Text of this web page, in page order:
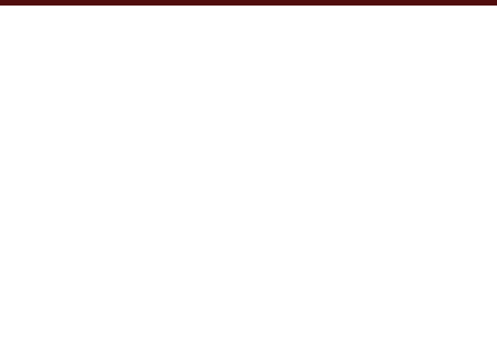
"Devemos encarar cada caso como uma história construída